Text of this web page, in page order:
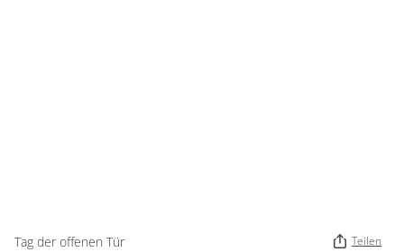
Tag der offenen Tür Teilen